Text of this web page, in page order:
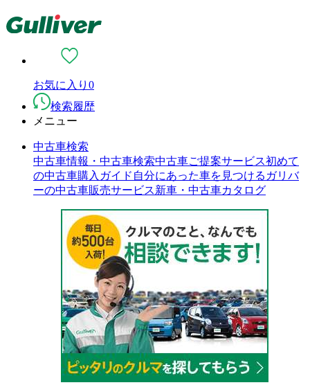
お気に入り 0
検索履歴
メニュー
中古車検索
中古車情報・中古車検索中古車ご提案サービス初めて
の中古車購入ガイド 自分にあった車を見つける ガリバ
ーの中古車販売サービス新車・中古車カタログ